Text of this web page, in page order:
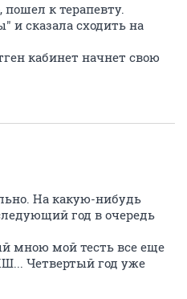
к терапевту.
и сказала сходить на
кабинет начнет свою
На какую-нибудь
год в очередь
мною мой тесть все еще
Четвертый год уже